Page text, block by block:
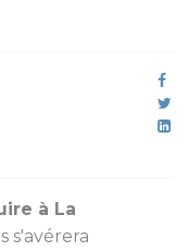
à La
s'avérera